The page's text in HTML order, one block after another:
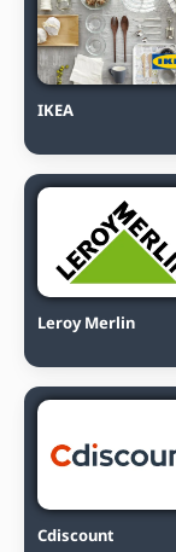
IKEA
Leroy Merlin
Cdiscount